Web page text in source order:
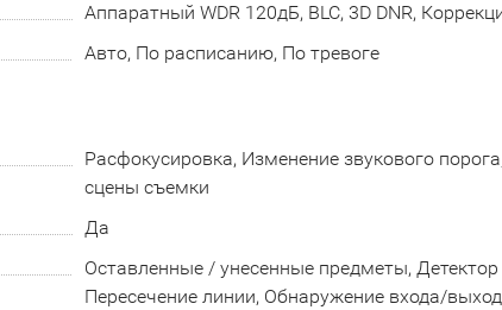
Аппаратный WDR 120дБ, BLC, 3D DNR,
Авто, По расписанию, По тревоге
Расфокусировка, Изменение звукового
сцены съемки
Да
Оставленные / унесенные предметы,
Пересечение линии, Обнаружение входа/